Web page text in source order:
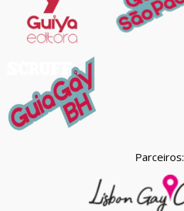
Parceiros: